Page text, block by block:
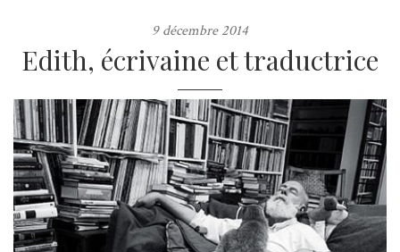
9 décembre 2014
Edith, écrivaine et traductrice